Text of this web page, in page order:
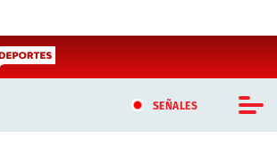
SEÑALES